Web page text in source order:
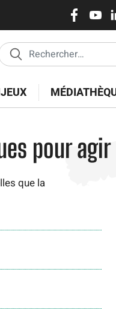
Réseaux
sociaux
pour agir
que la